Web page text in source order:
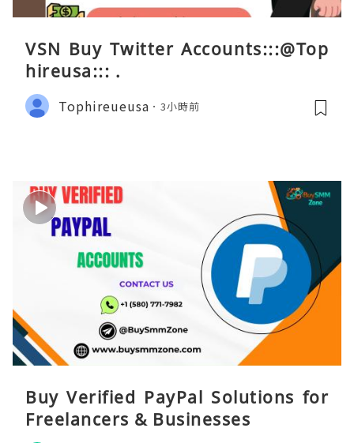
VSN Buy Twitter Accounts:::@Top
hireusa::: .
Tophireueusa 3小時前
Buy Verified PayPal Solutions for
Freelancers & Businesses